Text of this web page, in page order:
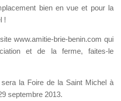
bien en vue et pour la
!
www.amitie-brie-benin.com qui
et de la ferme, faites-le
la Foire de la Saint Michel à
septembre 2013.